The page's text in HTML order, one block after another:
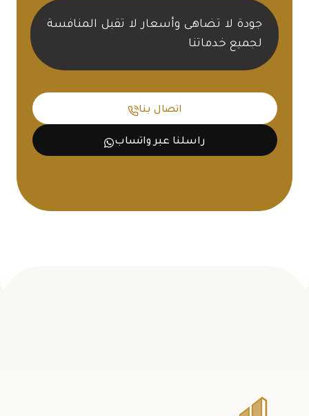
جودة لا تضاهى وأسعار لا تقبل المنافسة
لجميع خدماتنا
اتصال بنا
راسلنا عبر واتساب